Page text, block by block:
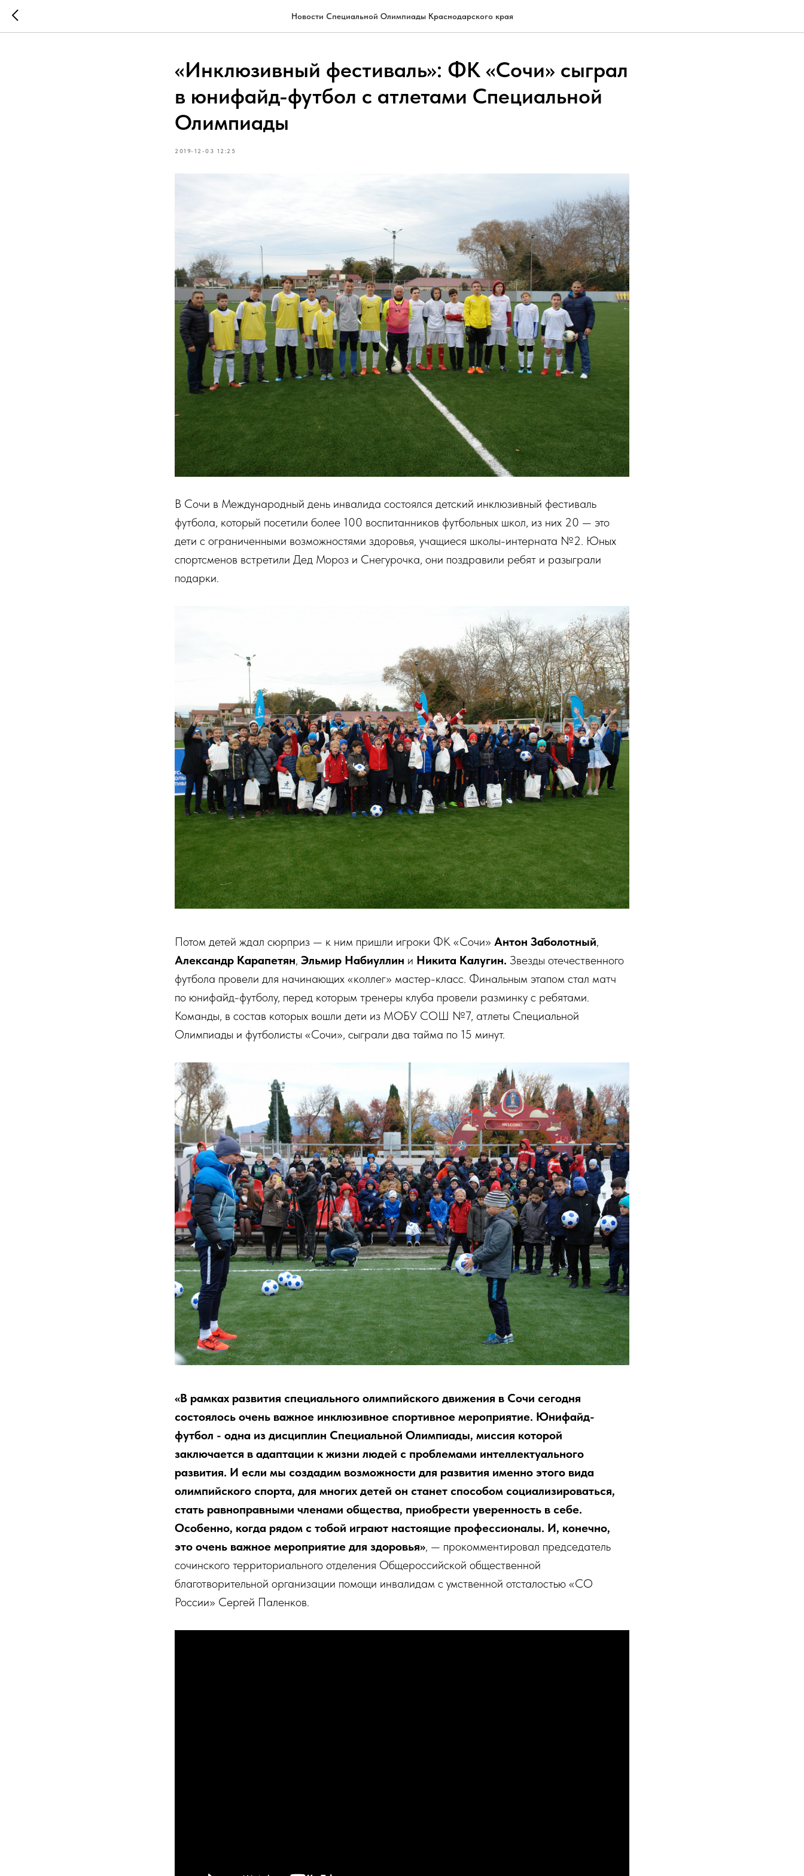
Новости Специальной Олимпиады Краснодарского края
«Инклюзивный фестиваль»: ФК «Сочи» сыграл
в юнифайд-футбол с атлетами Специальной
Олимпиады
2019-12-03 12:25
В Сочи в Международный день инвалида состоялся детский инклюзивный фестиваль
футбола, который посетили более 100 воспитанников футбольных школ, из них 20 — это
дети с ограниченными возможностями здоровья, учащиеся школы-интерната №2. Юных
спортсменов встретили Дед Мороз и Снегурочка, они поздравили ребят и разыграли
подарки.
Потом детей ждал сюрприз — к ним пришли игроки ФК «Сочи» Антон Заболотный,
Александр Карапетян, Эльмир Набиуллин и Никита Калугин. Звезды отечественного
футбола провели для начинающих «коллег» мастер-класс. Финальным этапом стал матч
по юнифайд-футболу, перед которым тренеры клуба провели разминку с ребятами.
Команды, в состав которых вошли дети из МОБУ СОШ №7, атлеты Специальной
Олимпиады и футболисты «Сочи», сыграли два тайма по 15 минут.
«В рамках развития специального олимпийского движения в Сочи сегодня
состоялось очень важное инклюзивное спортивное мероприятие. Юнифайд-
футбол - одна из дисциплин Специальной Олимпиады, миссия которой
заключается в адаптации к жизни людей с проблемами интеллектуального
развития. И если мы создадим возможности для развития именно этого вида
олимпийского спорта, для многих детей он станет способом социализироваться,
стать равноправными членами общества, приобрести уверенность в себе.
Особенно, когда рядом с тобой играют настоящие профессионалы. И, конечно,
это очень важное мероприятие для здоровья», — прокомментировал председатель
сочинского территориального отделения Общероссийской общественной
благотворительной организации помощи инвалидам с умственной отсталостью «СО
России» Сергей Паленков.